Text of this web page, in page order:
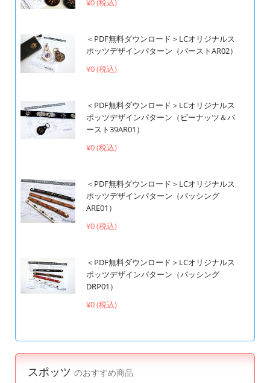
¥0 (税込)
＜PDF無料ダウンロード＞LCオリジナルス
ポッツデザインパターン（バーストAR02）
¥0 (税込)
＜PDF無料ダウンロード＞LCオリジナルス
ポッツデザインパターン（ピーナッツ＆バ
ースト39AR01）
¥0 (税込)
＜PDF無料ダウンロード＞LCオリジナルス
ポッツデザインパターン（パッシング
ARE01）
¥0 (税込)
＜PDF無料ダウンロード＞LCオリジナルス
ポッツデザインパターン（パッシング
DRP01）
¥0 (税込)
スポッツ のおすすめ商品